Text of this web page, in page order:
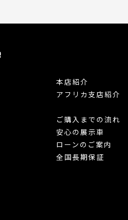
本店紹介
アフリカ支店紹介
ご購入までの流れ
安心の展示車
ローンのご案内
全国長期保証